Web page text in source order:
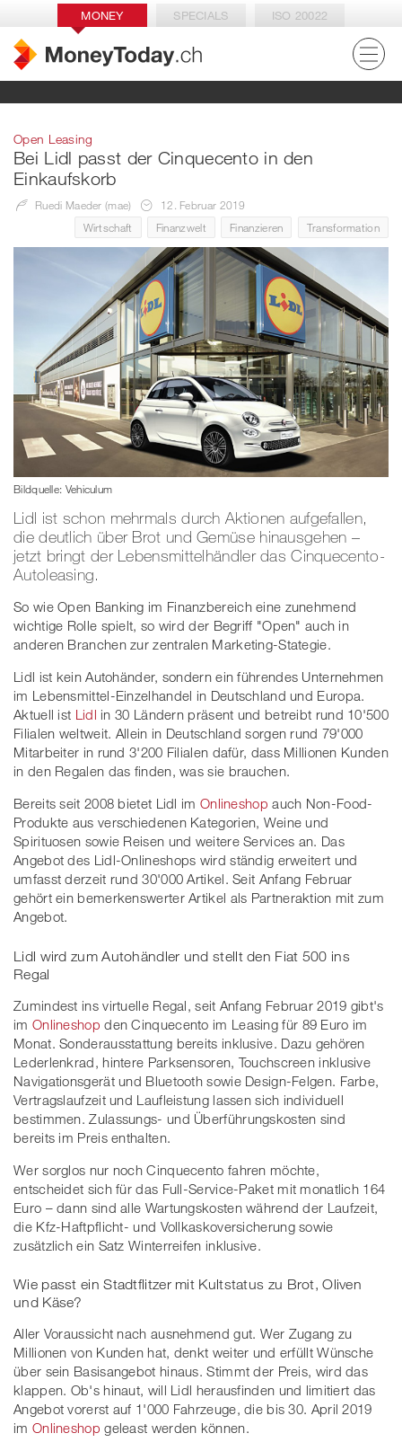
MONEY SPECIALS ISO 20022
Open Leasing
Bei Lidl passt der Cinquecento in den
Einkaufskorb
Ruedi Maeder (mae)
12. Februar 2019
Wirtschaft
Finanzwelt Finanzieren Transformation
Bildquelle: Vehiculum
Lidl ist schon mehrmals durch Aktionen aufgefallen,
die deutlich über Brot und Gemüse hinausgehen –
jetzt bringt der Lebensmittelhändler das Cinquecento-
Autoleasing.
So wie Open Banking im Finanzbereich eine zunehmend
wichtige Rolle spielt, so wird der Begriff "Open" auch in
anderen Branchen zur zentralen Marketing-Stategie.
Lidl ist kein Autohänder, sondern ein führendes Unternehmen
im Lebensmittel-Einzelhandel in Deutschland und Europa.
Aktuell ist Lidl in 30 Ländern präsent und betreibt rund 10'500
Filialen weltweit. Allein in Deutschland sorgen rund 79'000
Mitarbeiter in rund 3'200 Filialen dafür, dass Millionen Kunden
in den Regalen das finden, was sie brauchen.
Bereits seit 2008 bietet Lidl im Onlineshop auch Non-Food-
Produkte aus verschiedenen Kategorien, Weine und
Spirituosen sowie Reisen und weitere Services an. Das
Angebot des Lidl-Onlineshops wird ständig erweitert und
umfasst derzeit rund 30'000 Artikel. Seit Anfang Februar
gehört ein bemerkenswerter Artikel als Partneraktion mit zum
Angebot.
Lidl wird zum Autohändler und stellt den Fiat 500 ins
Regal
Zumindest ins virtuelle Regal, seit Anfang Februar 2019 gibt's
im Onlineshop den Cinquecento im Leasing für 89 Euro im
Monat. Sonderausstattung bereits inklusive. Dazu gehören
Lederlenkrad, hintere Parksensoren, Touchscreen inklusive
Navigationsgerät und Bluetooth sowie Design-Felgen. Farbe,
Vertragslaufzeit und Laufleistung lassen sich individuell
bestimmen. Zulassungs- und Überführungskosten sind
bereits im Preis enthalten.
Wer sorglos nur noch Cinquecento fahren möchte,
entscheidet sich für das Full-Service-Paket mit monatlich 164
Euro – dann sind alle Wartungskosten während der Laufzeit,
die Kfz-Haftpflicht- und Vollkaskoversicherung sowie
zusätzlich ein Satz Winterreifen inklusive.
Wie passt ein Stadtflitzer mit Kultstatus zu Brot, Oliven
und Käse?
Aller Voraussicht nach ausnehmend gut. Wer Zugang zu
Millionen von Kunden hat, denkt weiter und erfüllt Wünsche
über sein Basisangebot hinaus. Stimmt der Preis, wird das
klappen. Ob's hinaut, will Lidl herausfinden und limitiert das
Angebot vorerst auf 1'000 Fahrzeuge, die bis 30. April 2019
im Onlineshop geleast werden können.